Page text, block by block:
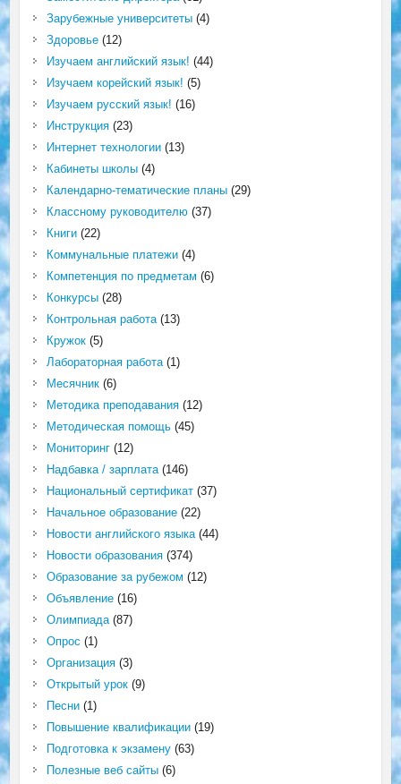
Зарубежные университеты(4)
Здоровье(12)
Изучаем английский язык! (44)
Изучаем корейский язык! (5)
Изучаем русский язык! (16)
Инструкция(23)
Интернет технологии(13)
Кабинеты школы(4)
Календарно-тематические планы(29)
Классному руководителю(37)
Книги(22)
Коммунальные платежи(4)
Компетенция по предметам (6)
Конкурсы(28)
Контрольная работа(13)
Кружок(5)
Лабораторная работа(1)
Месячник(6)
Методика преподавания(12)
Методическая помощь(45)
Мониторинг(12)
Надбавка / зарплата(146)
Национальный сертификат(37)
Начальное образование(22)
Новости английского языка(44)
Новости образования(374)
Образование за рубежом (12)
Объявление(16)
Олимпиада(87)
Опрос (1)
Организация(3)
Открытый урок(9)
Песни(1)
Повышение квалификации(19)
Подготовка к экзамену(63)
Полезные веб сайты(6)